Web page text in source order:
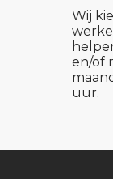
Wij
en/of
uur.